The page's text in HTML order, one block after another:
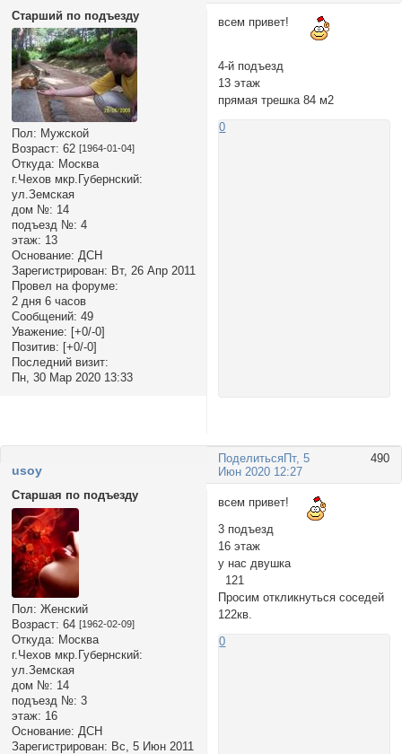
Старший по подъезду
Пол: Мужской
Возраст: 62 [1964-01-04]
Откуда: Москва
г.Чехов мкр.Губернский:
ул.Земская
дом №: 14
подъезд №: 4
этаж: 13
Основание: ДСН
Зарегистрирован: Вт, 26 Апр 2011
Провел на форуме:
2 дня 6 часов
Сообщений: 49
Уважение: [+0/-0]
Позитив: [+0/-0]
Последний визит:
Пн, 30 Мар 2020 13:33
всем привет!
4-й подъезд
13 этаж
прямая трешка 84 м2
0
Поделиться 490
Пт, 5
Июн 2020 12:27
usoy
Старшая по подъезду
Пол: Женский
Возраст: 64 [1962-02-09]
Откуда: Москва
г.Чехов мкр.Губернский:
ул.Земская
дом №: 14
подъезд №: 3
этаж: 16
Основание: ДСН
Зарегистрирован: Вс, 5 Июн 2011
всем привет!
3 подъезд
16 этаж
у нас двушка
121
Просим откликнуться соседей
122кв.
0